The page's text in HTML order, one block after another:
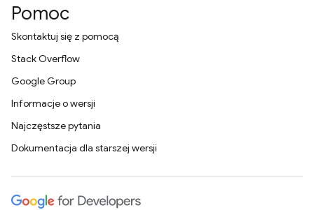
Pomoc
Skontaktuj się z pomocą
Stack Overflow
Google Group
Informacje o wersji
Najczęstsze pytania
Dokumentacja dla starszej wersji